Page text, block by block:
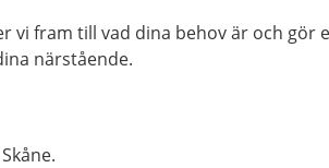
vi fram till vad dina behov är och gör
närstående.